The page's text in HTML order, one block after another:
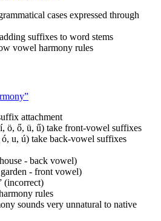
cases expressed through
suffixes to word stems
vowel harmony rules
attachment
ö, ő, ü, ű) take front-vowel suffixes
u, ú) take back-vowel suffixes
- back vowel)
- front vowel)
(incorrect)
rules
sounds very unnatural to native